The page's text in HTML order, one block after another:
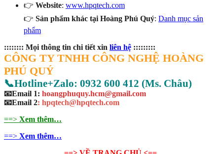
👉 Website: www.hpqtech.com
👉 Sản phẩm khác tại Hoàng Phú Quý: Danh mục sản
phẩm
:::::::: Mọi thông tin chi tiết xin liên hệ :::::::::
CÔNG TY TNHH CÔNG NGHỆ HOÀNG
PHÚ QUÝ
📞Hotline+Zalo: 0932 600 412 (Ms. Châu)
📧Email 1: hoangphuquy.hcm@gmail.com
📧Email 2: hpqtech@hpqtech.com
==> Xem thêm…
==> Xem thêm…